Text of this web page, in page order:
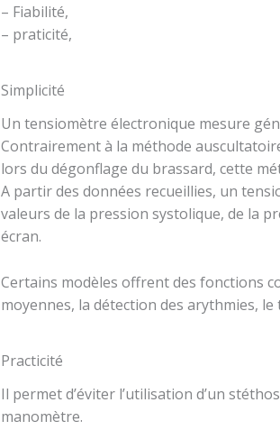
– Fiabilité,
– praticité,
Simplicité
Un tensiomètre électronique mesure
Contrairement à la méthode
lors du dégonflage du brassard, cette
A partir des données recueillies, un
valeurs de la pression systolique, de la
écran.
Certains modèles offrent des fonctions
moyennes, la détection des arythmies,
Practicité
Il permet d’éviter l’utilisation d’un
manomètre.